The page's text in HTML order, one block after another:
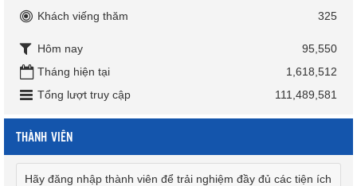
Khách viếng thăm
325
Hôm nay
95,550
Tháng hiện tại
1,618,512
Tổng lượt truy cập
111,489,581
THÀNH VIÊN
Hãy đăng nhập thành viên để trải nghiệm đầy đủ các tiện ích